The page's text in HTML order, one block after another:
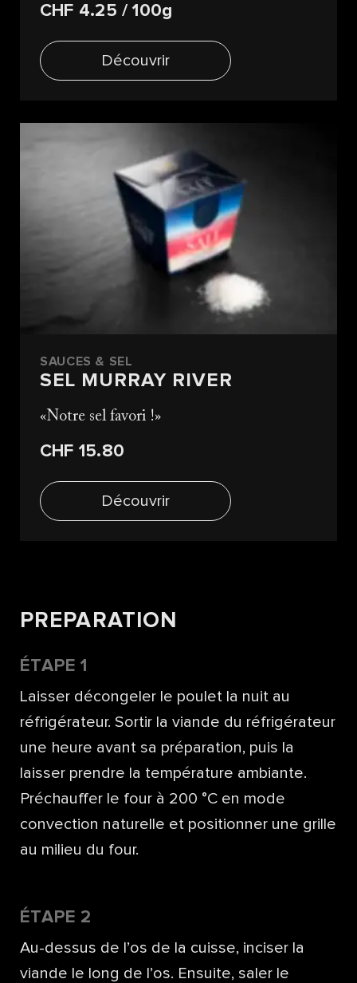
CHF 4.25 / 100g
Découvrir
SAUCES & SEL
SEL MURRAY RIVER
Notre sel favori !
CHF 15.80
Découvrir
PREPARATION
ÉTAPE 1
Laisser décongeler le poulet la nuit au
réfrigérateur. Sortir la viande du réfrigérateur
une heure avant sa préparation, puis la
laisser prendre la température ambiante.
Préchauffer le four à 200 °C en mode
convection naturelle et positionner une grille
au milieu du four.
ÉTAPE 2
Au-dessus de l’os de la cuisse, inciser la
viande le long de l’os. Ensuite, saler le